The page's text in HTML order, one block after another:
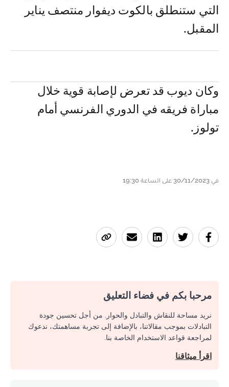
التي ستنطلق بالكوت ديفوار منتصف يناير
المقبل.
وكان ديوب قد تعرض لإصابة قوية خلال
مباراة فريقه في الدوري الفرنسي أمام
تولوز.
في 30/11/2023 على الساعة 19:30
مرحبا بكم في فضاء التعليق
نريد مساحة للنقاش والتبادل والحوار. من أجل تحسين جودة
التبادلات بموجب مقالاتنا، بالإضافة إلى تجربة مساهمتك، ندعوك
لمراجعة قواعد الاستخدام الخاصة بنا.
اقرأ ميثاقنا